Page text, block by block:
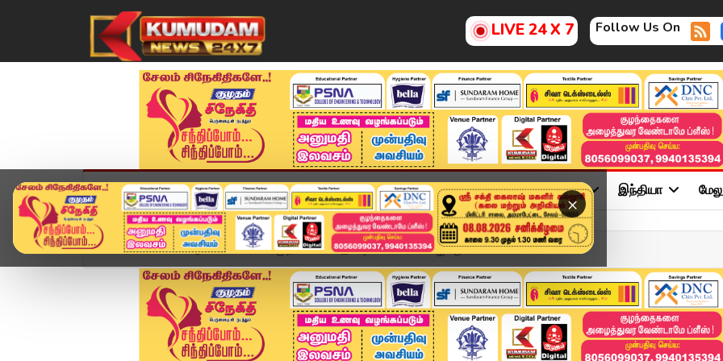
LIVE 24 X 7 Follow Us On
×
முகப்பு விளையாட்டு அண்மை தமிழ்நாடு சினிமா அரசியல் விளையாட்டு இந்தியா
Home விளையாட்டு IPL 2026: முதல் மேட்சே இப்படியா? ஸ்ரேயாஸ் ஐயருக...